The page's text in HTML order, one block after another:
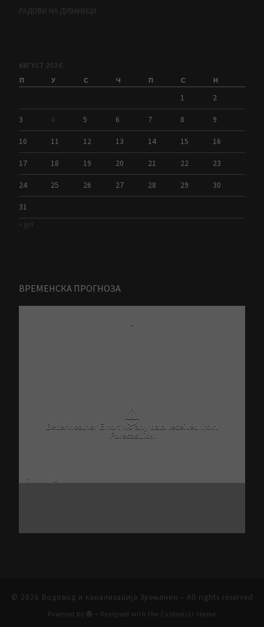
РАДОВИ НА ДУВАНИЦИ
АВГУСТ 2026.
П У С Ч П С Н
1 2
3 4 5 6 7 8 9
10 11 12 13 14 15 16
17 18 19 20 21 22 23
24 25 26 27 28 29 30
31
« јул
ВРЕМЕНСКА ПРОГНОЗА
-
⚠
BetterWeather Error: No any data received from
Forecast.io!.
© 2026 Водовод и канализација Зрењанин – All rights reserved
Powered by – Designed with the Customizr theme